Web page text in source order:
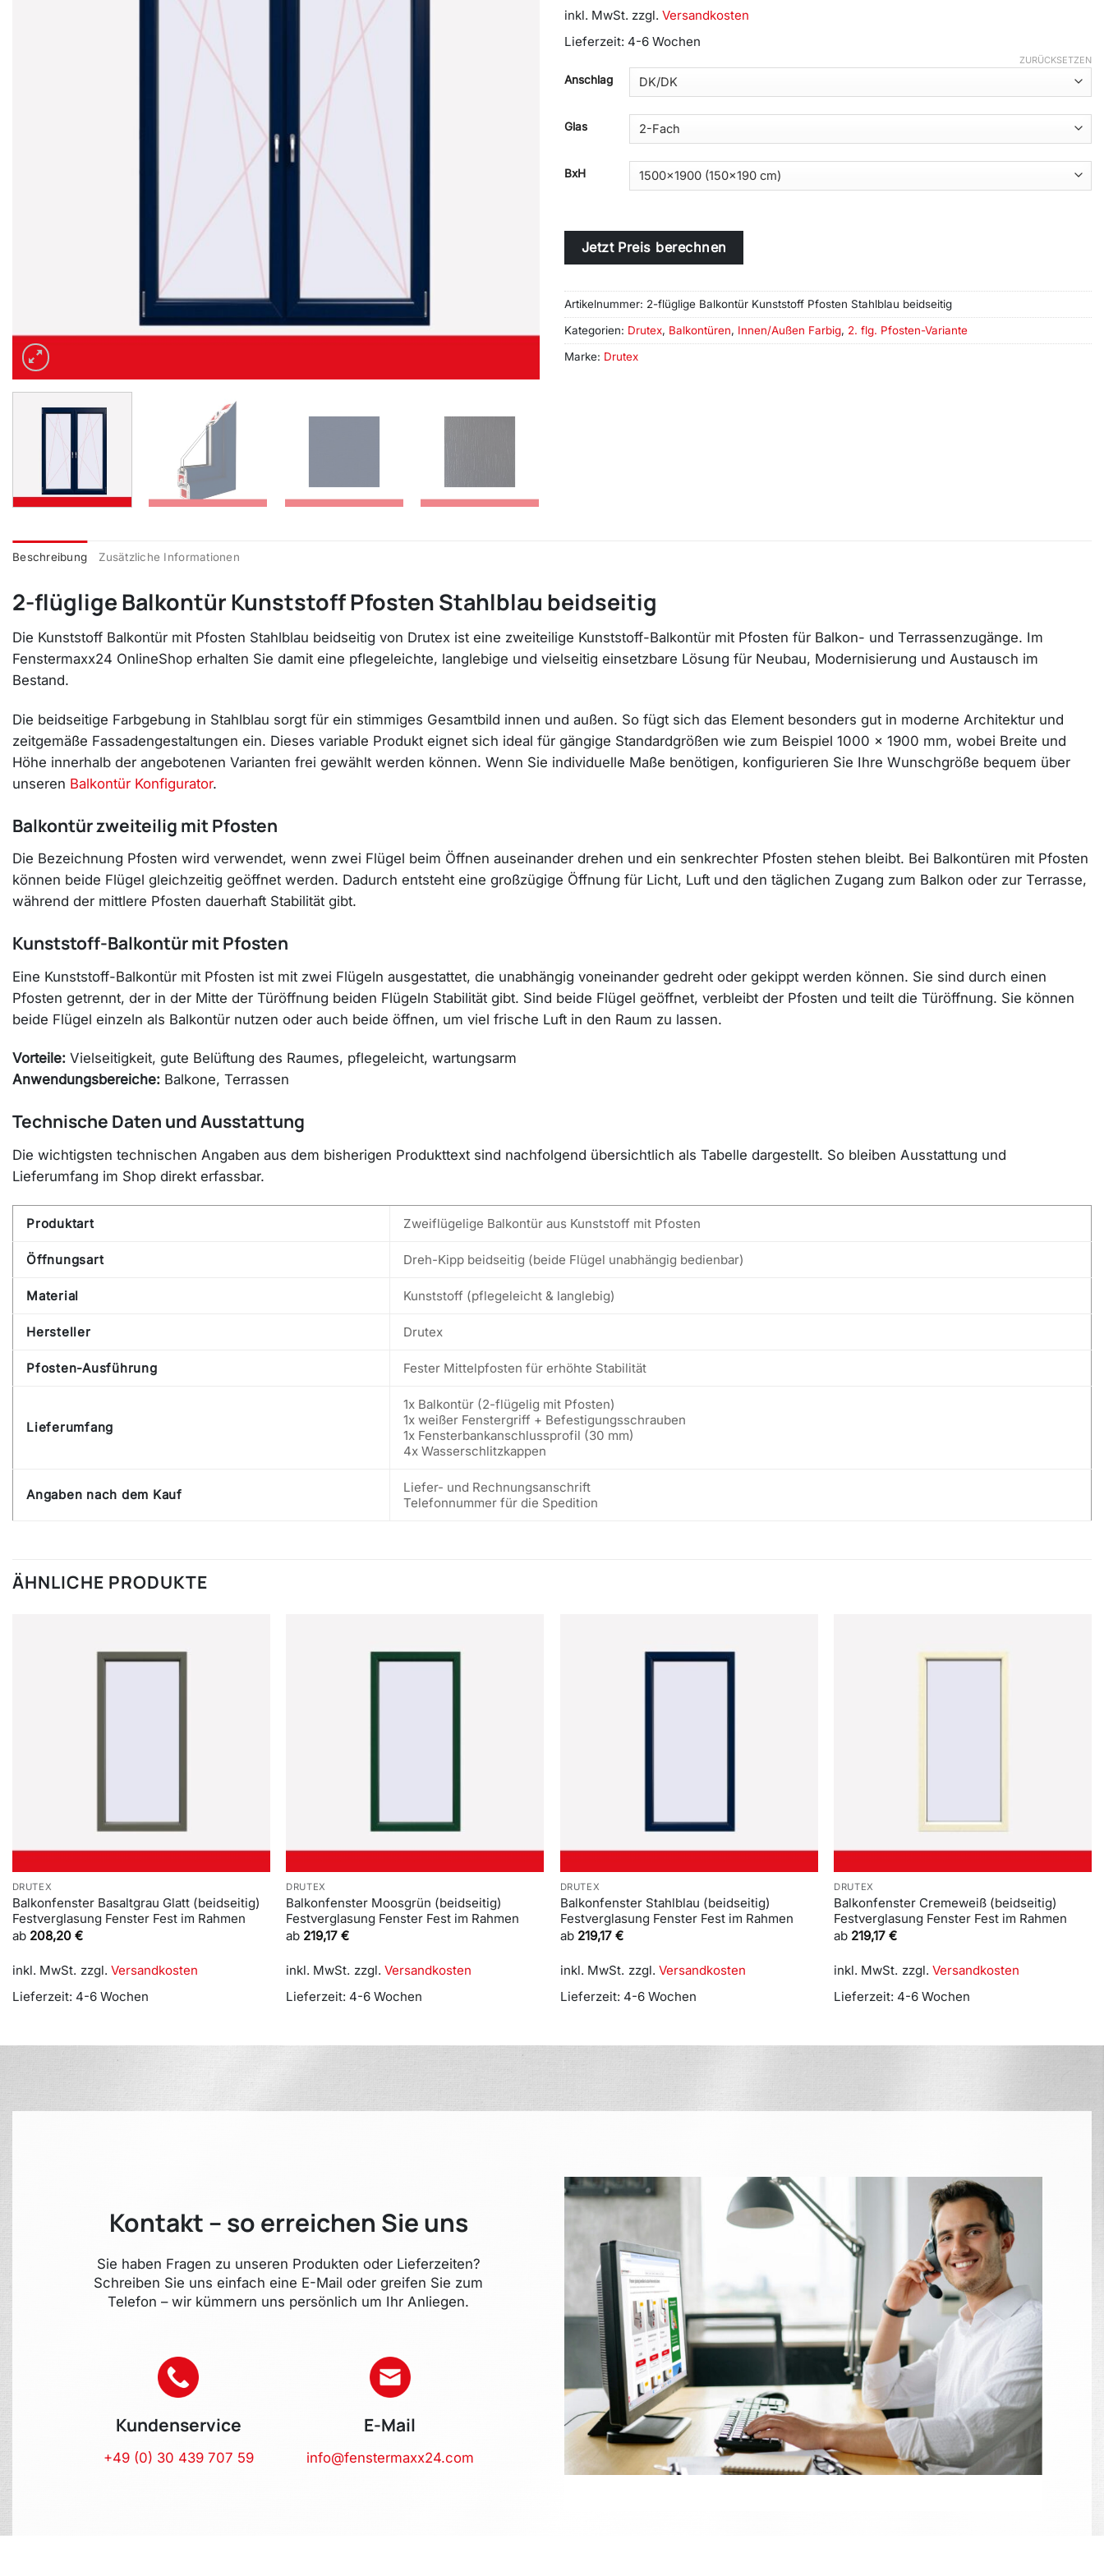
inkl. MwSt. zzgl. Versandkosten
Lieferzeit: 4-6 Wochen
Anschlag
Glas
BxH
ZURÜCKSETZEN
Alternative:
Jetzt Preis berechnen
Artikelnummer: 2-flüglige Balkontür Kunststoff Pfosten Stahlblau beidseitig
Kategorien: Drutex, Balkontüren, Innen/Außen Farbig, 2. flg. Pfosten-Variante
Marke: Drutex
Beschreibung Zusätzliche Informationen
2-flüglige Balkontür Kunststoff Pfosten Stahlblau beidseitig
Die Kunststoff Balkontür mit Pfosten Stahlblau beidseitig von Drutex ist eine zweiteilige Kunststoff-Balkontür mit Pfosten für Balkon- und Terrassenzugänge. Im
Fenstermaxx24 OnlineShop erhalten Sie damit eine pflegeleichte, langlebige und vielseitig einsetzbare Lösung für Neubau, Modernisierung und Austausch im
Bestand.
Die beidseitige Farbgebung in Stahlblau sorgt für ein stimmiges Gesamtbild innen und außen. So fügt sich das Element besonders gut in moderne Architektur und
zeitgemäße Fassadengestaltungen ein. Dieses variable Produkt eignet sich ideal für gängige Standardgrößen wie zum Beispiel 1000 x 1900 mm, wobei Breite und
Höhe innerhalb der angebotenen Varianten frei gewählt werden können. Wenn Sie individuelle Maße benötigen, konfigurieren Sie Ihre Wunschgröße bequem über
unseren Balkontür Konfigurator.
Balkontür zweiteilig mit Pfosten
Die Bezeichnung Pfosten wird verwendet, wenn zwei Flügel beim Öffnen auseinander drehen und ein senkrechter Pfosten stehen bleibt. Bei Balkontüren mit Pfosten
können beide Flügel gleichzeitig geöffnet werden. Dadurch entsteht eine großzügige Öffnung für Licht, Luft und den täglichen Zugang zum Balkon oder zur Terrasse,
während der mittlere Pfosten dauerhaft Stabilität gibt.
Kunststoff-Balkontür mit Pfosten
Eine Kunststoff-Balkontür mit Pfosten ist mit zwei Flügeln ausgestattet, die unabhängig voneinander gedreht oder gekippt werden können. Sie sind durch einen
Pfosten getrennt, der in der Mitte der Türöffnung beiden Flügeln Stabilität gibt. Sind beide Flügel geöffnet, verbleibt der Pfosten und teilt die Türöffnung. Sie können
beide Flügel einzeln als Balkontür nutzen oder auch beide öffnen, um viel frische Luft in den Raum zu lassen.
Vorteile: Vielseitigkeit, gute Belüftung des Raumes, pflegeleicht, wartungsarm
Anwendungsbereiche: Balkone, Terrassen
Technische Daten und Ausstattung
Die wichtigsten technischen Angaben aus dem bisherigen Produkttext sind nachfolgend übersichtlich als Tabelle dargestellt. So bleiben Ausstattung und
Lieferumfang im Shop direkt erfassbar.
Produktart Zweiflügelige Balkontür aus Kunststoff mit Pfosten
Öffnungsart Dreh-Kipp beidseitig (beide Flügel unabhängig bedienbar)
Material Kunststoff (pflegeleicht & langlebig)
Hersteller Drutex
Pfosten-Ausführung Fester Mittelpfosten für erhöhte Stabilität
Lieferumfang
1x Balkontür (2-flügelig mit Pfosten)
1x weißer Fenstergriff + Befestigungsschrauben
1x Fensterbankanschlussprofil (30 mm)
4x Wasserschlitzkappen
Angaben nach dem Kauf
Liefer- und Rechnungsanschrift
Telefonnummer für die Spedition
ÄHNLICHE PRODUKTE
DRUTEX
Balkonfenster Basaltgrau Glatt (beidseitig)
Festverglasung Fenster Fest im Rahmen
ab 208,20 €
inkl. MwSt. zzgl. Versandkosten
Lieferzeit: 4-6 Wochen
DRUTEX
Balkonfenster Moosgrün (beidseitig)
Festverglasung Fenster Fest im Rahmen
ab 219,17€
inkl. MwSt. zzgl.Versandkosten
Lieferzeit: 4-6 Wochen
DRUTEX
Balkonfenster Stahlblau (beidseitig)
Festverglasung Fenster Fest im Rahmen
ab 219,17 €
inkl. MwSt. zzgl. Versandkosten
Lieferzeit: 4-6 Wochen
DRUTEX
Balkonfenster Cremeweiß (beidseitig)
Festverglasung Fenster Fest im Rahmen
ab 219,17€
inkl. MwSt. zzgl.Versandkosten
Lieferzeit: 4-6 Wochen
Kontakt – so erreichen Sie uns
Sie haben Fragen zu unseren Produkten oder Lieferzeiten?
Schreiben Sie uns einfach eine E-Mail oder greifen Sie zum
Telefon – wir kümmern uns persönlich um Ihr Anliegen.
Kundenservice
+49 (0) 30 439 707 59
E-Mail
info@fenstermaxx24.com